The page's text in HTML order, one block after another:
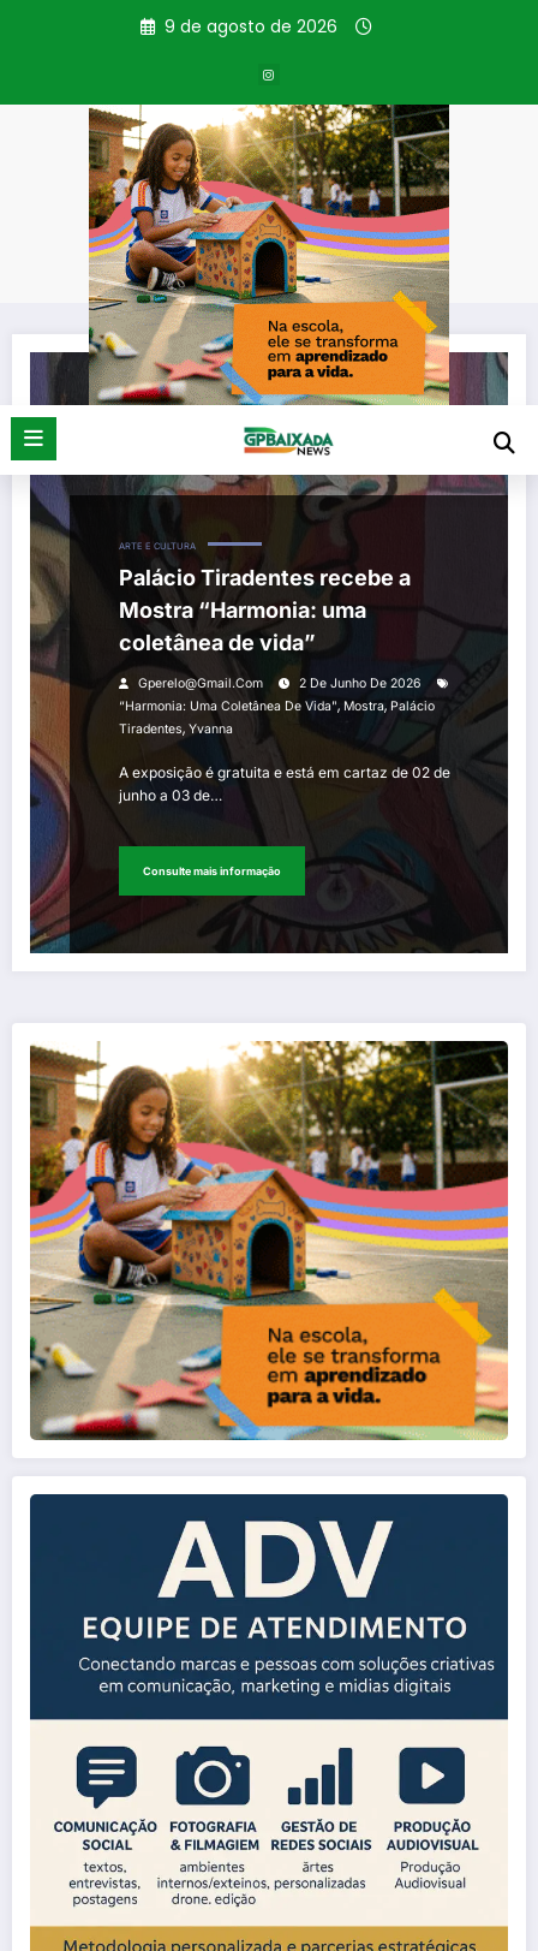
9 de agosto de 2026
Tag: Yvanna
Página inicial Yvanna
ARTE E CULTURA
Palácio Tiradentes recebe a
Mostra “Harmonia: uma
coletânea de vida”
Gperelo@gmail.com
2 De Junho De 2026
“Harmonia: Uma Coletânea De Vida", Mostra, Palácio
Tiradentes, Yvanna
A exposição é gratuita e está em cartaz de 02 de
junho a 03 de…
Consulte mais informação